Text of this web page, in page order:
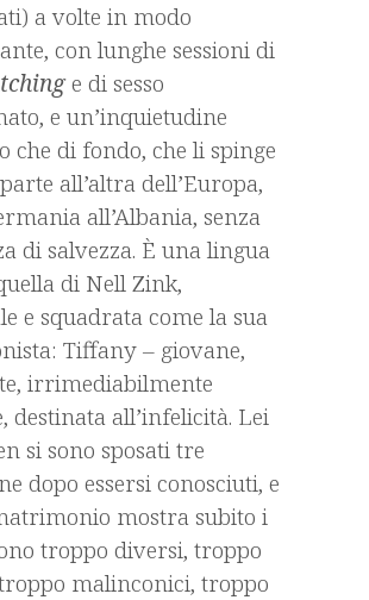
a volte in modo
con lunghe sessioni di
e di sesso
e un’inquietudine
che di fondo, che li spinge
all’altra dell’Europa,
all’Albania, senza
di salvezza. È una lingua
di Nell Zink,
e squadrata come la sua
Tiffany – giovane,
irrimediabilmente
destinata all’infelicità. Lei
si sono sposati tre
dopo essersi conosciuti, e
mostra subito i
troppo diversi, troppo
malinconici, troppo